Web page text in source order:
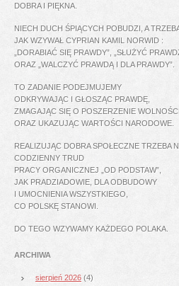
DOBRA I PIĘKNA.
NIECH DUCH ŚPIĄCYCH POBUDZI, A
JAK WZYWAŁ CYPRIAN KAMIL NORWID :
„DORABIAĆ SIĘ PRAWDY”, „SŁUŻYĆ
ORAZ „WALCZYĆ PRAWDĄ I DLA PRAWDY”.
TO ZADANIE PODEJMUJEMY
ODKRYWAJĄC I GŁOSZĄC PRAWDĘ,
ZMAGAJĄC SIĘ O POSZERZENIE WOLNOŚCI
ORAZ UKAZUJĄC WARTOŚCI NARODOWE.
REALIZUJĄC DOBRA SPOŁECZNE TRZEBA
CODZIENNY TRUD
PRACY ORGANICZNEJ „OD PODSTAW”,
JAK PRADZIADOWIE, DLA ODBUDOWY
I UMOCNIENIA WSZYSTKIEGO,
CO POLSKĘ STANOWI.
DO TEGO WZYWAMY KAŻDEGO POLAKA.
ARCHIWA
sierpień 2026 (4)